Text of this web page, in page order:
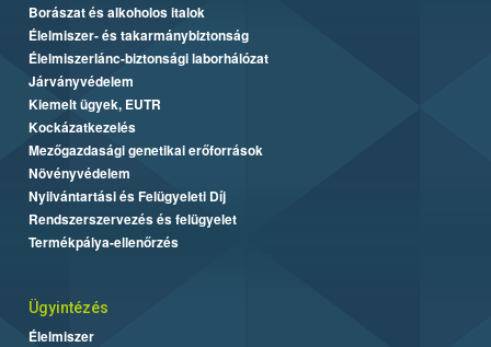
Borászat és alkoholos italok
Élelmiszer- és takarmánybiztonság
Élelmiszerlánc-biztonsági laborhálózat
Járványvédelem
Kiemelt ügyek, EUTR
Kockázatkezelés
Mezőgazdasági genetikai erőforrások
Növényvédelem
Nyilvántartási és Felügyeleti Díj
Rendszerszervezés és felügyelet
Termékpálya-ellenőrzés
Ügyintézés
Élelmiszer